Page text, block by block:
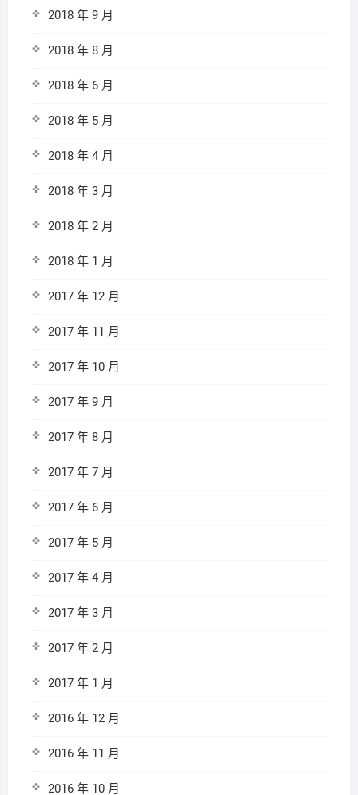
2018 年 9 月
2018 年 8 月
2018 年 6 月
2018 年 5 月
2018 年 4 月
2018 年 3 月
2018 年 2 月
2018 年 1 月
2017 年 12 月
2017 年 11 月
2017 年 10 月
2017 年 9 月
2017 年 8 月
2017 年 7 月
2017 年 6 月
2017 年 5 月
2017 年 4 月
2017 年 3 月
2017 年 2 月
2017 年 1 月
2016 年 12 月
2016 年 11 月
2016 年 10 月